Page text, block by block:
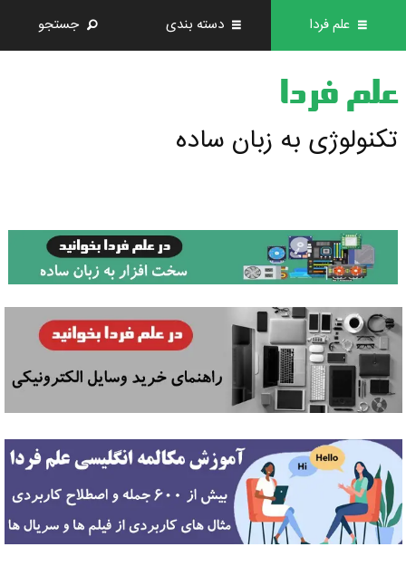
علم فردا دسته بندی جستجو
علم فردا
تکنولوژی به زبان ساده